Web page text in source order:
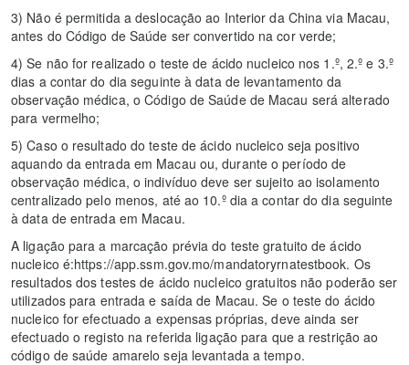
3) Não é permitida a deslocação ao Interior da China via Macau,
antes do Código de Saúde ser convertido na cor verde;
4) Se não for realizado o teste de ácido nucleico nos 1.º, 2.º e 3.º
dias a contar do dia seguinte à data de levantamento da
observação médica, o Código de Saúde de Macau será alterado
para vermelho;
5) Caso o resultado do teste de ácido nucleico seja positivo
aquando da entrada em Macau ou, durante o período de
observação médica, o indivíduo deve ser sujeito ao isolamento
centralizado pelo menos, até ao 10.º dia a contar do dia seguinte
à data de entrada em Macau.
A ligação para a marcação prévia do teste gratuito de ácido
nucleico é:https://app.ssm.gov.mo/mandatoryrnatestbook. Os
resultados dos testes de ácido nucleico gratuitos não poderão ser
utilizados para entrada e saída de Macau. Se o teste do ácido
nucleico for efectuado a expensas próprias, deve ainda ser
efectuado o registo na referida ligação para que a restrição ao
código de saúde amarelo seja levantada a tempo.